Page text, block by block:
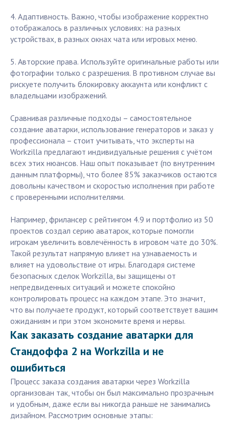
4. Адаптивность. Важно, чтобы изображение корректно
отображалось в различных условиях: на разных
устройствах, в разных окнах чата или игровых меню.
5. Авторские права. Используйте оригинальные работы или
фотографии только с разрешения. В противном случае вы
рискуете получить блокировку аккаунта или конфликт с
владельцами изображений.
Сравнивая различные подходы – самостоятельное
создание аватарки, использование генераторов и заказ у
профессионала – стоит учитывать, что эксперты на
Workzilla предлагают индивидуальные решения с учётом
всех этих нюансов. Наш опыт показывает (по внутренним
данным платформы), что более 85% заказчиков остаются
довольны качеством и скоростью исполнения при работе
с проверенными исполнителями.
Например, фрилансер с рейтингом 4.9 и портфолио из 50
проектов создал серию аватарок, которые помогли
игрокам увеличить вовлечённость в игровом чате до 30%.
Такой результат напрямую влияет на узнаваемость и
влияет на удовольствие от игры. Благодаря системе
безопасных сделок Workzilla, вы защищены от
непредвиденных ситуаций и можете спокойно
контролировать процесс на каждом этапе. Это значит,
что вы получаете продукт, который соответствует вашим
ожиданиям и при этом экономите время и нервы.
Как заказать создание аватарки для
Стандоффа 2 на Workzilla и не
ошибиться
Процесс заказа создания аватарки через Workzilla
организован так, чтобы он был максимально прозрачным
и удобным, даже если вы никогда раньше не занимались
дизайном. Рассмотрим основные этапы: